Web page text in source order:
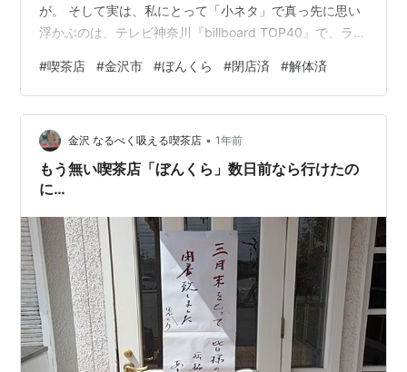
が。 そして実は、私にとって「小ネタ」で真っ先に思い
浮かぶのは、テレビ神奈川『billboard TOP40』で、ラン
み込まれる「〇〇のギター、〇〇が来日して訪れた浅草
で人形焼の美味しさに悶絶したそう」みたいなクソどう
でもよい、まさに「小ネタ」が大好きだった。 当時は、
ネットも無く、最新の洋楽を聴くには、渋谷陽一のラジ
オや『billboard TOP40』を当てにして、かつ試聴などし
ながら、限ら…
#喫茶店 #金沢市 #ぼんくら #閉店済 #解体済
金沢 なるべく吸える喫茶店 • 1年前
もう無い喫茶店「ぼんくら」数日前なら行けたの
に…